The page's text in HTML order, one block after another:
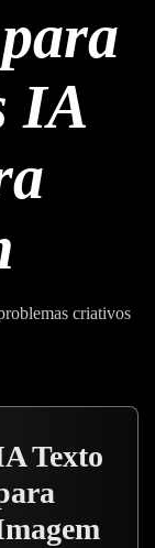
IA
criativos
Texto